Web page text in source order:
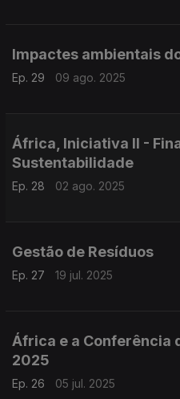
Impactes ambientais
Ep. 29 09 ago. 2025
África, Iniciativa II -
Sustentabilidade
Ep. 28 02 ago. 2025
Gestão de Resíduos
Ep. 27 19 jul. 2025
África e a Conferência
2025
Ep. 26 05 jul. 2025